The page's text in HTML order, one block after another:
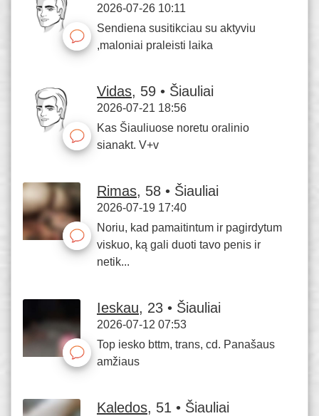
2026-07-26 10:11
Sendiena susitikciau su aktyviu
,maloniai praleisti laika
Vidas, 59 • Šiauliai
2026-07-21 18:56
Kas Šiauliuose noretu oralinio
sianakt. V+v
Rimas, 58 • Šiauliai
2026-07-19 17:40
Noriu, kad pamaitintum ir pagirdytum
viskuo, ką gali duoti tavo penis ir
netik...
Ieskau, 23 • Šiauliai
2026-07-12 07:53
Top iesko bttm, trans, cd. Panašaus
amžiaus
Kaledos, 51 • Šiauliai